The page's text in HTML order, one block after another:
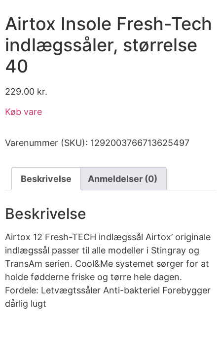
Airtox Insole Fresh-Tech
indlægssåler, størrelse
40
229.00 kr.
Køb vare
Varenummer (SKU): 1292003766713625497
Beskrivelse Anmeldelser (0)
Beskrivelse
Airtox 12 Fresh-TECH indlægssål Airtox’ originale
indlægssål passer til alle modeller i Stingray og
TransAm serien. Cool&Me systemet sørger for at
holde fødderne friske og tørre hele dagen.
Fordele: Letvægtssåler Anti-bakteriel Forebygger
dårlig lugt